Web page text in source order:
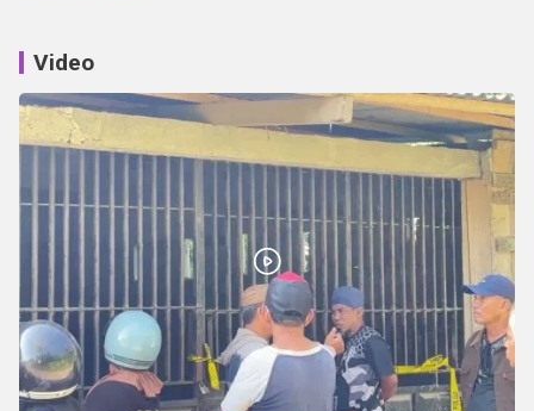
Video